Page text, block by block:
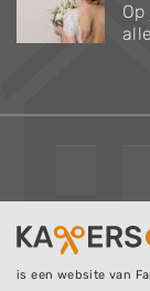
is een website van